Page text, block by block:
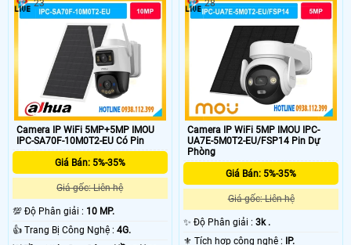
Camera IP WiFi 5MP+5MP IMOU
IPC-SA70F-10M0T2-EU Có Pin
Giá Bán: 5%-35%
Giá gốc: Liên hệ
💯 Độ Phân giải : 10 MP.
👍 Trang Bị Công Nghệ : 4G.
23
Camera IP WiFi 5MP IMOU IPC-
UA7E-5M0T2-EU/FSP14 Pin Dự
Phòng
Giá Bán: 5%-35%
Giá gốc: Liên hệ
✨ Độ Phân giải :3k .
⚜️ Tích hợp công nghệ :
IP.
28